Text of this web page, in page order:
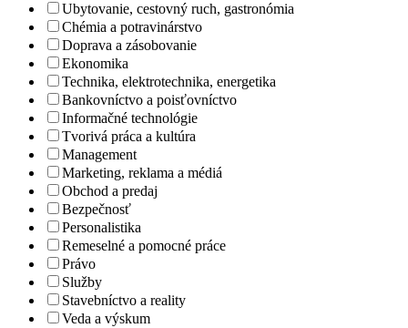
Ubytovanie, cestovný ruch, gastronómia
Chémia a potravinárstvo
Doprava a zásobovanie
Ekonomika
Technika, elektrotechnika, energetika
Bankovníctvo a poisťovníctvo
Informačné technológie
Tvorivá práca a kultúra
Management
Marketing, reklama a médiá
Obchod a predaj
Bezpečnosť
Personalistika
Remeselné a pomocné práce
Právo
Služby
Stavebníctvo a reality
Veda a výskum